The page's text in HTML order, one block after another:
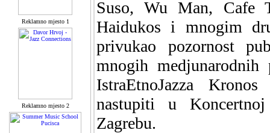
Reklamno mjesto 1
Reklamno mjesto 2
Suso, Wu Man, Cafe
Haidukos i mnogim
privukao pozornost
mnogih
IstraEtnoJazza
nastupiti u
Zagrebu.